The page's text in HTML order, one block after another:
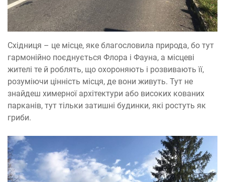
Східниця – це місце, яке благословила природа, бо тут
гармонійно поєднується Флора і Фауна, а місцеві
жителі те й роблять, що охороняють і розвивають її,
розуміючи цінність місця, де вони живуть. Тут не
знайдеш химерної архітектури або високих кованих
парканів, тут тільки затишні будинки, які ростуть як
гриби.